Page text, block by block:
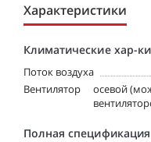
Характеристики
Климатические хар-ки
Поток воздуха
Вентилятор
осевой
Полная спецификация